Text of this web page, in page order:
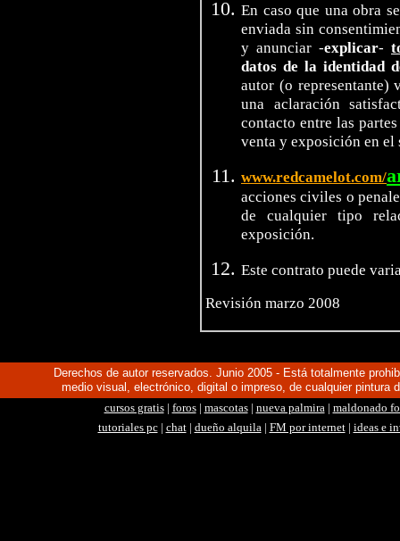
En caso que una obra
enviada sin
y anunciar -explicar-
datos de la identidad
autor (o representante)
una aclaración
contacto entre las
venta y exposición en el
www.redcamelot.com/
acciones civiles o
de cualquier tipo
exposición.
Este contrato puede
Revisión marzo 2008
Derechos de autor reservados. Junio 2005 - Está totalmente
medio visual, electrónico, digital o impreso, de cualquier pintura
cursos gratis| foros| mascotas| nueva palmira| maldonado
tutoriales pc| chat| dueño alquila| FM por internet| ideas e